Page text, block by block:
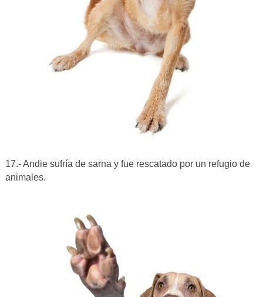
17.- Andie sufría de sarna y fue rescatado por un refugio de
animales.